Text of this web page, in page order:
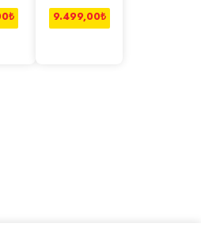
₺ Temizleme
Makinesi
9.499,00₺